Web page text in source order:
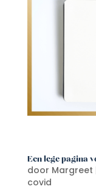
Een lege pagina
door Margreet
covid